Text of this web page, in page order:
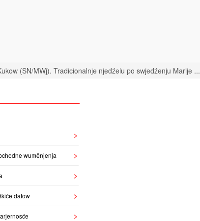
(SN/MWj). Tradicionalnje njedźelu po swjedźenju Marije ...
wuměnjenja
datow